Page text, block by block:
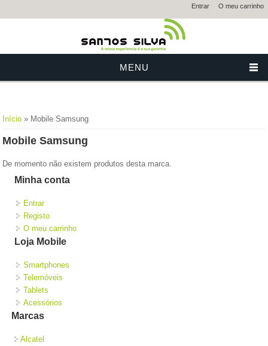
Entrar O meu carrinho
MENU
Está aqui
Início » Mobile Samsung
Mobile Samsung
De momento não existem produtos desta marca.
Minha conta
Entrar
Registo
O meu carrinho
Loja Mobile
Smartphones
Telemóveis
Tablets
Acessórios
Marcas
Alcatel